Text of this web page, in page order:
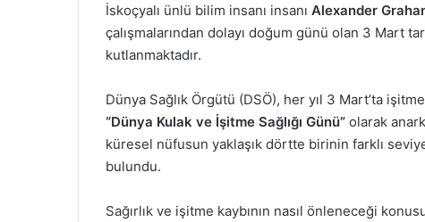
İskoçyalı ünlü bilim insanı insanı Alexander
çalışmalarından dolayı doğum günü olan 3 Mart
kutlanmaktadır.
Dünya Sağlık Örgütü (DSÖ), her yıl 3 Mart’ta
“Dünya Kulak ve İşitme Sağlığı Günü” olarak
küresel nüfusun yaklaşık dörtte birinin farklı
bulundu.
Sağırlık ve işitme kaybının nasıl önleneceği